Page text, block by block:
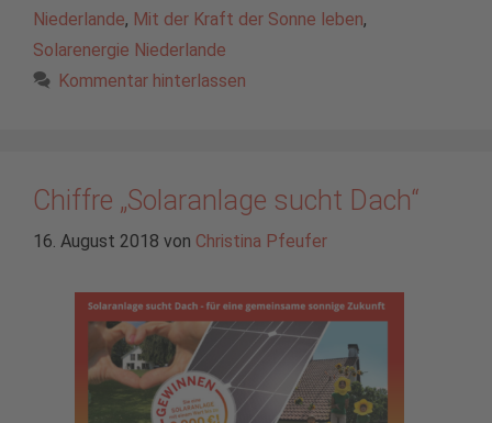
Niederlande, Mit der Kraft der Sonne leben,
Solarenergie Niederlande
Kommentar hinterlassen
Chiffre „Solaranlage sucht Dach“
16. August 2018 von Christina Pfeufer